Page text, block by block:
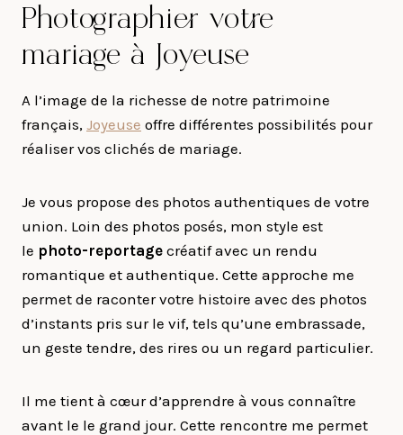
Photographier votre
mariage à Joyeuse
A l’image de la richesse de notre patrimoine
français, Joyeuse offre différentes possibilités pour
réaliser vos clichés de mariage.
Je vous propose des photos authentiques de votre
union. Loin des photos posés, mon style est
le photo-reportage créatif avec un rendu
romantique et authentique. Cette approche me
permet de raconter votre histoire avec des photos
d’instants pris sur le vif, tels qu’une embrassade,
un geste tendre, des rires ou un regard particulier.
Il me tient à cœur d’apprendre à vous connaître
avant le le grand jour. Cette rencontre me permet